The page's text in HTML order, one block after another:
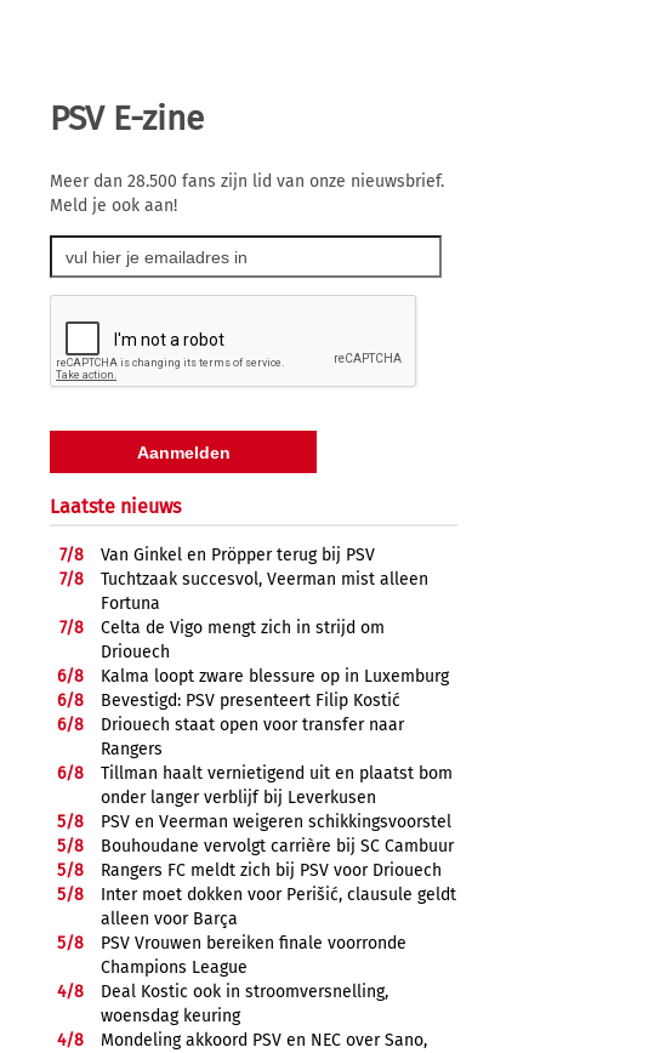
PSV E-zine
Meer dan 28.500 fans zijn lid van onze nieuwsbrief.
Meld je ook aan!
Laatste nieuws
7/8
Van Ginkel en Pröpper terug bij PSV
7/8
Tuchtzaak succesvol, Veerman mist alleen
Fortuna
7/8
Celta de Vigo mengt zich in strijd om
Driouech
6/8
Kalma loopt zware blessure op in Luxemburg
6/8
Bevestigd: PSV presenteert Filip Kostić
6/8
Driouech staat open voor transfer naar
Rangers
6/8
Tillman haalt vernietigend uit en plaatst bom
onder langer verblijf bij Leverkusen
5/8
PSV en Veerman weigeren schikkingsvoorstel
5/8
Bouhoudane vervolgt carrière bij SC Cambuur
5/8
Rangers FC meldt zich bij PSV voor Driouech
5/8
Inter moet dokken voor Perišić, clausule geldt
alleen voor Barça
5/8
PSV Vrouwen bereiken finale voorronde
Champions League
4/8
Deal Kostic ook in stroomversnelling,
woensdag keuring
4/8
Mondeling akkoord PSV en NEC over Sano,